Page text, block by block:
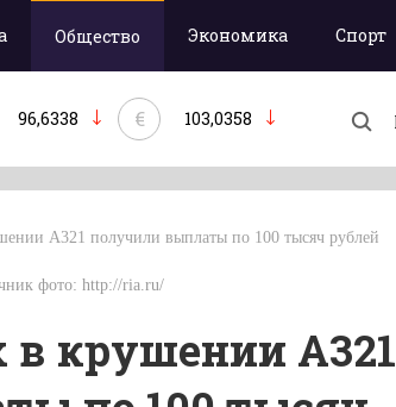
Общество Экономика Спорт
96,6338 € 103,0358
А321 получили выплаты по 100 тысяч рублей
фото: http://ria.ru/
крушении А321